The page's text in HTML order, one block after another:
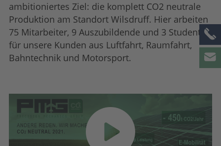
ambitioniertes Ziel: die komplett CO2 neutrale
Produktion am Standort Wilsdruff. Hier arbeiten
75 Mitarbeiter, 9 Auszubildende und 3 Studenten
für unsere Kunden aus Luftfahrt, Raumfahrt,
Bahntechnik und Motorsport.